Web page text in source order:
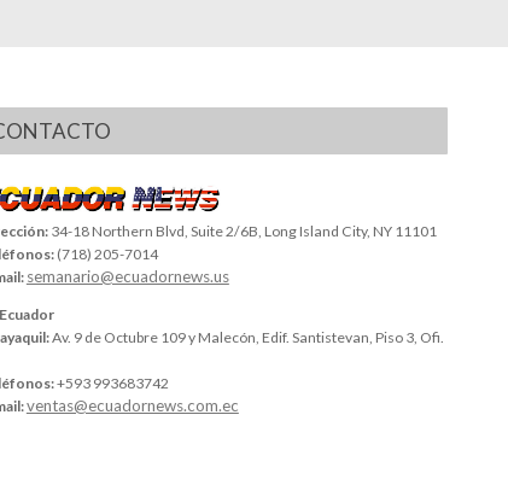
34-18 Northern Blvd, Suite 2/6B, Long Island City, NY 11101
(718) 205-7014
semanario@ecuadornews.us
Av. 9 de Octubre 109 y Malecón, Edif. Santistevan, Piso 3, Ofi.
+593 993683742
ventas@ecuadornews.com.ec